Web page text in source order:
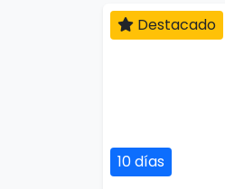
10 días
Destacado